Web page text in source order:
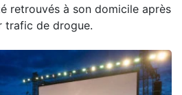
retrouvés à son domicile après
trafic de drogue.